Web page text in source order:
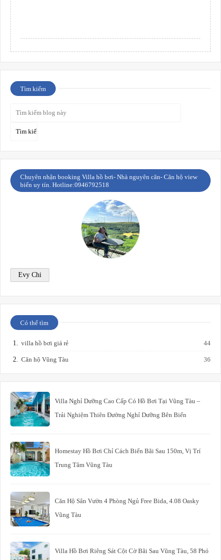
Tìm kiếm
Chuyên nhận booking Villa hồ bơi- Nhà nguyên căn- Căn hộ view
biển uy tín. Hotline:0946792518
Evy Chi
Có thể tìm
villa hồ bơi giá rẻ 44
Căn hộ Vũng Tàu 36
Villa Nghỉ Dưỡng Cao Cấp Có Hồ Bơi Tại Vũng Tàu –
Trải Nghiệm Thiên Đường Nghỉ Dưỡng Bên Biển
Homestay Hồ Bơi Chỉ Cách Biển Bãi Sau 150m, Vị Trí
Trung Tâm Vũng Tàu
Căn Hộ Sân Vườn 4 Phòng Ngủ Free Bida, 4.08 Oasky
Vũng Tàu
Villa Hồ Bơi Riêng Sát Cột Cờ Bãi Sau Vũng Tàu, 58 Phó